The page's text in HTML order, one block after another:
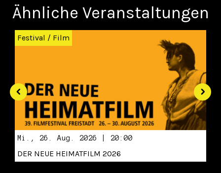
Ähnliche Veranstaltungen
Zurück
Festival / Film
Mi., 26. Aug. 2026 | 20:00
DER NEUE HEIMATFILM 2026